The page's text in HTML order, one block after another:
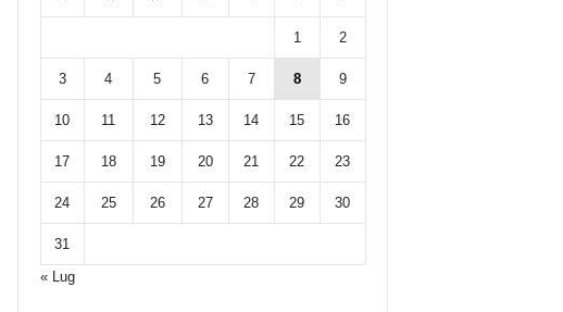
1 2
3 4 5 6 7 8 9
10 11 12 13 14 15 16
17 18 19 20 21 22 23
24 25 26 27 28 29 30
31
« Lug